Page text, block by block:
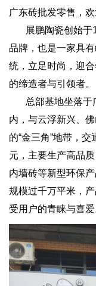
广东砖批发零售，
展鹏陶瓷创始于
品牌，也是一家具
统，立足时尚，迎
的缔造者与引领者。
总部基地坐落于
内，与云浮新兴、
的“金三角”地带，
元，主要生产高品
内墙砖等新型环保
规模过千万平米，
受用户的青睐与喜爱